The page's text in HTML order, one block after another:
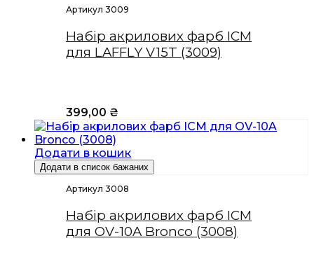
Артикул 3009
Набір акрилових фарб ICM
для LAFFLY V15T (3009)
399,00 ₴
Додати в кошик
Додати в список бажаних
Артикул 3008
Набір акрилових фарб ICM
для OV-10A Bronco (3008)